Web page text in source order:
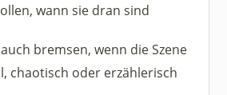
wann sie dran sind
bremsen, wenn die Szene
chaotisch oder erzählerisch